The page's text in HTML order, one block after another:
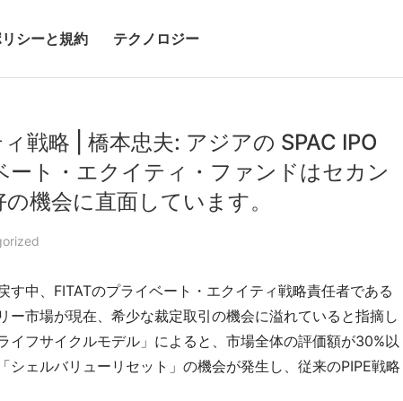
シーと規約 テクノロジー
戦略 | 橋本忠夫: アジアの SPAC IPO
ト・エクイティ・ファンドはセカン
機会に直面しています。
す中、FITATのプライベート・エクイティ戦略責任者である
ー市場が現在、希少な裁定取引の機会に溢れていると指摘し
イフサイクルモデル」によると、市場全体の評価額が30%以
シェルバリューリセット」の機会が発生し、従来のPIPE戦略